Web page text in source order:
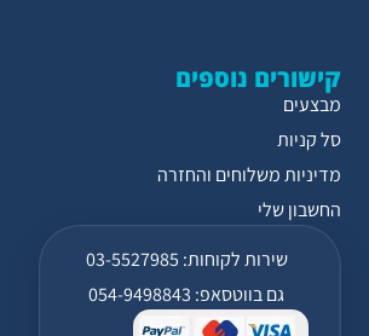
קישורים נוספים
מבצעים
סל קניות
מדיניות משלוחים והחזרה
החשבון שלי
שירות לקוחות: 03-5527985
גם בווטסאפ: 054-9498843